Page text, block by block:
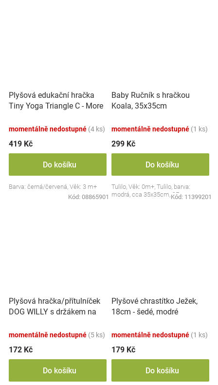
Plyšová edukační hračka
Tiny Yoga Triangle C - More
BabyOno
momentálně nedostupné (4 ks)
419 Kč
Do košíku
Barva: černá/červená, Věk: 3 m+
Kód: 08865901
Baby Ručník s hračkou
Koala, 35x35cm
momentálně nedostupné (1 ks)
299 Kč
Do košíku
Tulilo, Věk: 0m+, Tulilo, barva:
modrá, cca 35x35cm, CE
Kód: 11399201
Plyšová hračka/přítulníček
DOG WILLY s držákem na
momentálně nedostupné (5 ks)
172 Kč
Do košíku
Plyšové chrastítko Ježek,
18cm - šedé, modré
momentálně nedostupné (1 ks)
179 Kč
Do košíku